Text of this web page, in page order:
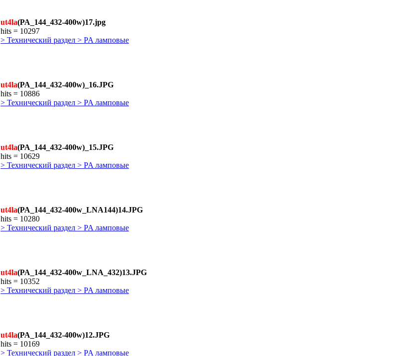
ut4la(PA_144_432-400w)17.jpg
hits = 10297
> Технический раздел > PA ламповые
ut4la(PA_144_432-400w)_16.JPG
hits = 10886
> Технический раздел > PA ламповые
ut4la(PA_144_432-400w)_15.JPG
hits = 10629
> Технический раздел > PA ламповые
ut4la(PA_144_432-400w_LNA144)14.JPG
hits = 10280
> Технический раздел > PA ламповые
ut4la(PA_144_432-400w_LNA_432)13.JPG
hits = 10352
> Технический раздел > PA ламповые
ut4la(PA_144_432-400w)12.JPG
hits = 10169
> Технический раздел > PA ламповые